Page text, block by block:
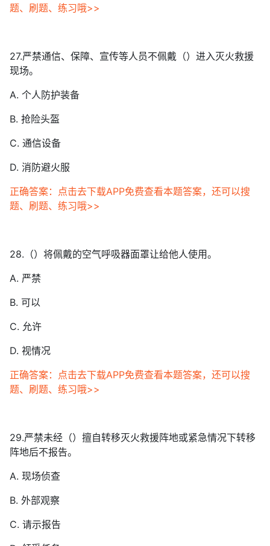
题、刷题、练习哦>>
27.严禁通信、保障、宣传等人员不佩戴（）进入灭火救援
现场。
A. 个人防护装备
B. 抢险头盔
C. 通信设备
D. 消防避火服
正确答案：点击去下载APP免费查看本题答案，还可以搜
题、刷题、练习哦>>
28.（）将佩戴的空气呼吸器面罩让给他人使用。
A. 严禁
B. 可以
C. 允许
D. 视情况
正确答案：点击去下载APP免费查看本题答案，还可以搜
题、刷题、练习哦>>
29.严禁未经（）擅自转移灭火救援阵地或紧急情况下转移
阵地后不报告。
A. 现场侦查
B. 外部观察
C. 请示报告